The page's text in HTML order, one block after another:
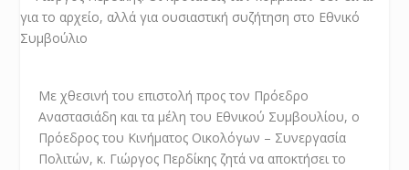
Με χθεσινή του επιστολή προς τον Πρόεδρο
Αναστασιάδη και τα μέλη του Εθνικού Συμβουλίου, ο
Πρόεδρος του Κινήματος Οικολόγων – Συνεργασία
Πολιτών, κ. Γιώργος Περδίκης ζητά να αποκτήσει το